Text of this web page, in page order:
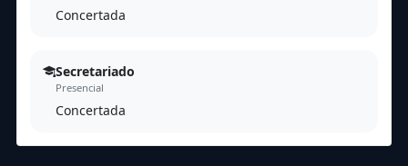
Concertada
Secretariado
Presencial
Concertada